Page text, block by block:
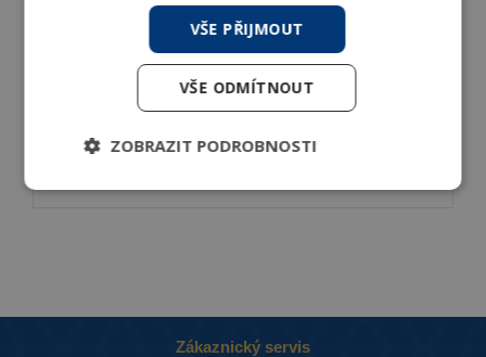
Termostatický směšovací ventil T10
bezsilikonové provedení
Ventil T10 směšuje vodu dvou různých vstupních
teplot na konstantní výstupní
Zákaznický servis
VŠE PŘIJMOUT
VŠE ODMÍTNOUT
ZOBRAZIT PODROBNOSTI